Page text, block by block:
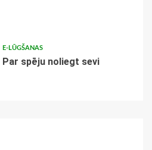
E-LŪGŠANAS
Par spēju noliegt sevi